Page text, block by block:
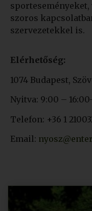
szoros
szervezetekkel is.
Elérhetőség:
1074 Budapest,
Nyitva: 9:00 –
Telefon: +36 1
Email: